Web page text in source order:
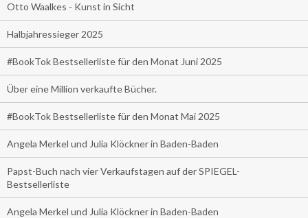
Otto Waalkes - Kunst in Sicht
Halbjahressieger 2025
#BookTok Bestsellerliste für den Monat Juni 2025
Über eine Million verkaufte Bücher.
#BookTok Bestsellerliste für den Monat Mai 2025
Angela Merkel und Julia Klöckner in Baden-Baden
Papst-Buch nach vier Verkaufstagen auf der SPIEGEL-
Bestsellerliste
Angela Merkel und Julia Klöckner in Baden-Baden